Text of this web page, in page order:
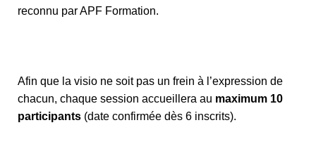
reconnu par APF Formation.
Afin que la visio ne soit pas un frein à l’expression de
chacun, chaque session accueillera au maximum 10
participants (date confirmée dès 6 inscrits).